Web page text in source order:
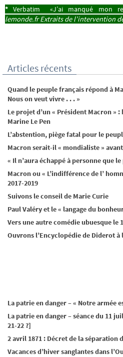
* Verbatim «J’ai manqué mon
lemonde.fr Extraits de l’intervention
Articles récents
Quand le peuple français répond à
Nous on veut vivre . . . »
Le projet d’un « Président Macron »
Marine Le Pen
L’abstention, piège fatal pour le
Macron serait-il « mondialiste »
« Il n’aura échappé à personne que
Macron ou « L’indifférence de l’
2017-2019
Suivons le conseil de Marie Curie
Paul Valéry et le « langage du
Vers une autre comédie ubuesque le
Ouvrons l’Encyclopédie de Diderot à
La patrie en danger – « Notre armée
La patrie en danger – séance du 11
21-22 ?]
2 avril 1871 : Décret de la séparation
Vacances d’hiver sanglantes dans